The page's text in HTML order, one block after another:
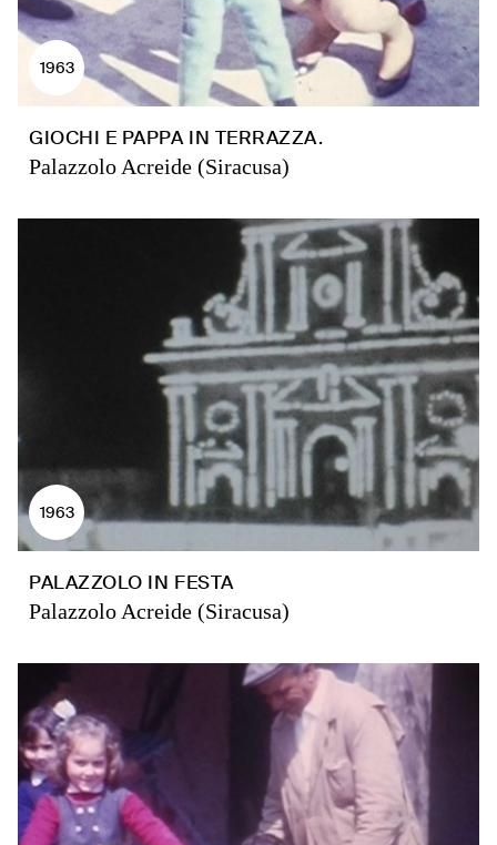
1963
GIOCHI E PAPPA IN TERRAZZA.
Palazzolo Acreide (Siracusa)
1963
PALAZZOLO IN FESTA
Palazzolo Acreide (Siracusa)